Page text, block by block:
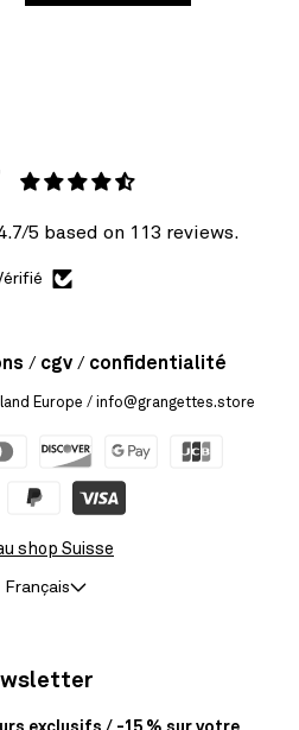
5 based on 113 reviews.
cgv confidentialité
Europe / info@grangettes.store
shop Suisse
Français